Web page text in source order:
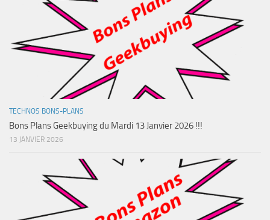
TECHNOS BONS-PLANS
Bons Plans Geekbuying du Mardi 13 Janvier 2026 !!!
13 JANVIER 2026